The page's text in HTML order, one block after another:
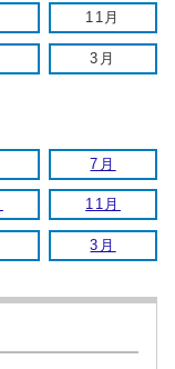
11月
3月
7月
11月
3月